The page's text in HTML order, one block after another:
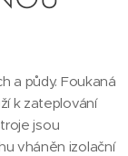
a půdy. Foukaná
k zateplování
jsou
vháněn izolační